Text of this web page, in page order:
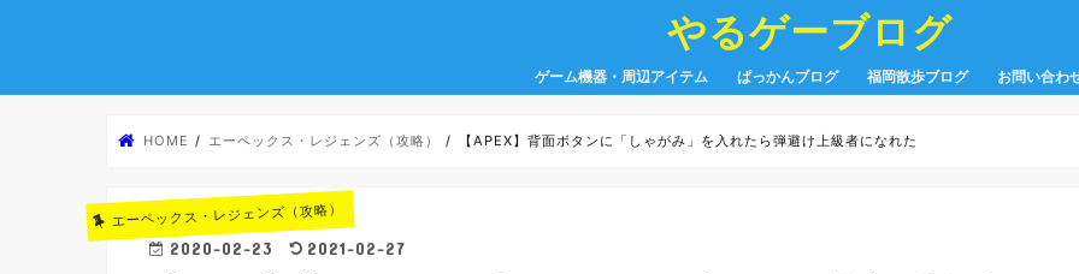
やるゲーブログ
ゲーム機器・周辺アイテム ぱっかんブログ 福岡散歩ブログ お問い合わ
HOME エーペックス・レジェンズ（攻略） 【APEX】背面ボタンに「しゃがみ」を入れたら弾避け上級者になれた
エーペックス・レジェンズ（攻略）
2020-02-23 2021-02-27